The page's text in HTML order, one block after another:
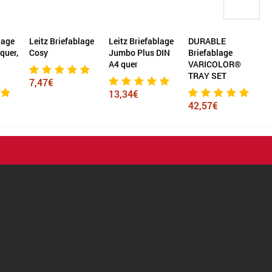
Leitz Briefablage
Cosy
7,47€
Leitz Briefablage
Jumbo Plus DIN
A4 quer
13,34€
DURABLE
Briefablage
VARICOLOR®
TRAY SET
42,57€